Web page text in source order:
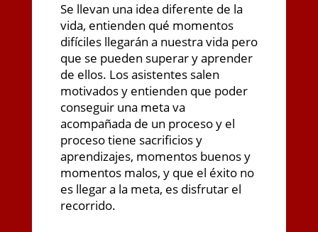
Se llevan una idea diferente de la
vida, entienden qué momentos
difíciles llegarán a nuestra vida pero
que se pueden superar y aprender
de ellos. Los asistentes salen
motivados y entienden que poder
conseguir una meta va
acompañada de un proceso y el
proceso tiene sacrificios y
aprendizajes, momentos buenos y
momentos malos, y que el éxito no
es llegar a la meta, es disfrutar el
recorrido.